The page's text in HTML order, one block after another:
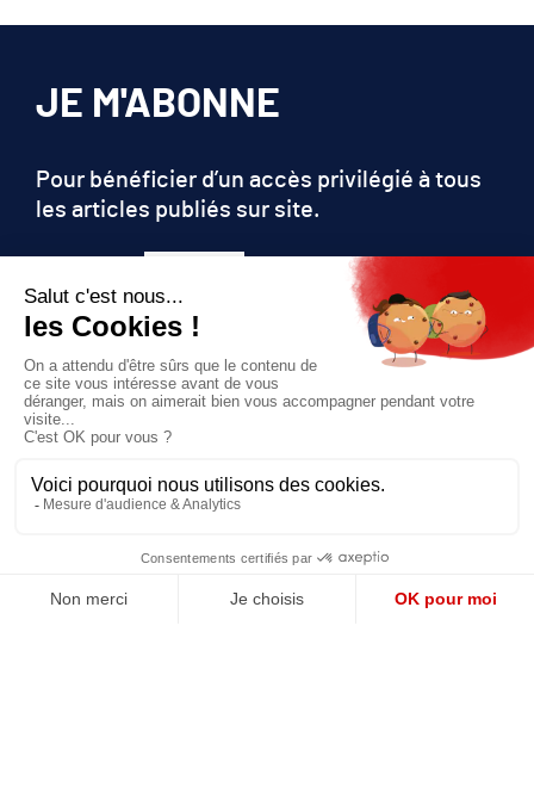
QUI SOMMES-NOUS?
JE M'ABONNE
Pour bénéficier d’un accès privilégié à tous
les articles publiés sur site.
JE M'ABONNE